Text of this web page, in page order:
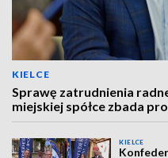
KIELCE
Sprawę zatrudnienia
miejskiej spółce zbada
KIELCE